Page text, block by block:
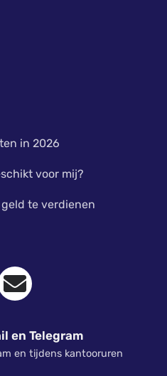
in 2026
voor mij?
te verdienen
en Telegram
en tijdens kantooruren